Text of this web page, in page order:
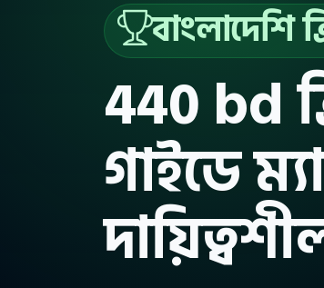
বাংলাদেশি
440 bd
গাইডে